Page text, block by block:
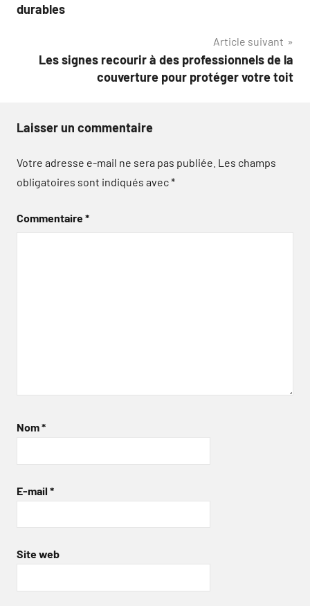
l’article
durables
Article suivant
Les signes recourir à des professionnels de la
couverture pour protéger votre toit
Laisser un commentaire
Votre adresse e-mail ne sera pas publiée. Les champs
obligatoires sont indiqués avec*
Commentaire*
Nom*
E-mail *
Site web